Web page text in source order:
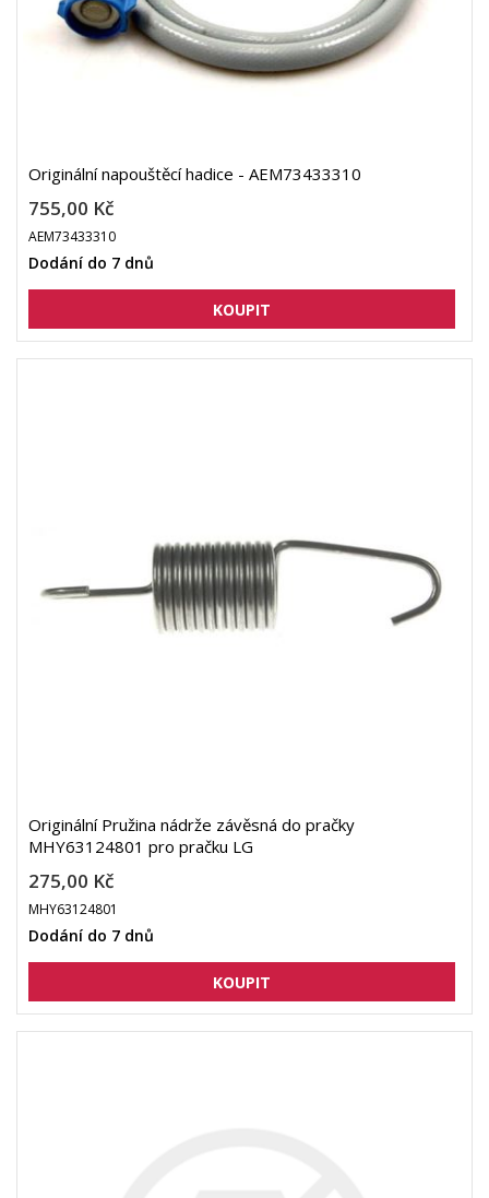
Originální napouštěcí hadice - AEM73433310
755,00 Kč
AEM73433310
Dodání do 7 dnů
Originální Pružina nádrže závěsná do pračky
MHY63124801 pro pračku LG
275,00 Kč
MHY63124801
Dodání do 7 dnů